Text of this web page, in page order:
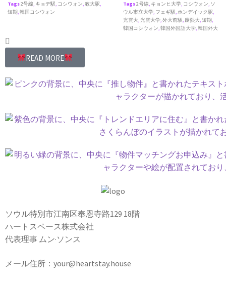
Tags2号線, キョデ駅, コシウォン,教大駅,
短期,韓国コシウォン
Tags2号線, キョンヒ大学, コシウォン, ソ
ウル市立大学, フェギ駅,ホンデイック駅,
光雲大,光雲大学,外大前駅, 慶熙大,短期,
韓国コシウォン,韓国外国語大学,韓国外大
READ MORE
ソウル特別市江南区奉恩寺路129 18階
ハートスペース株式会社
代表理事 ムン·ソンス
メール住所：your@heartstay.house